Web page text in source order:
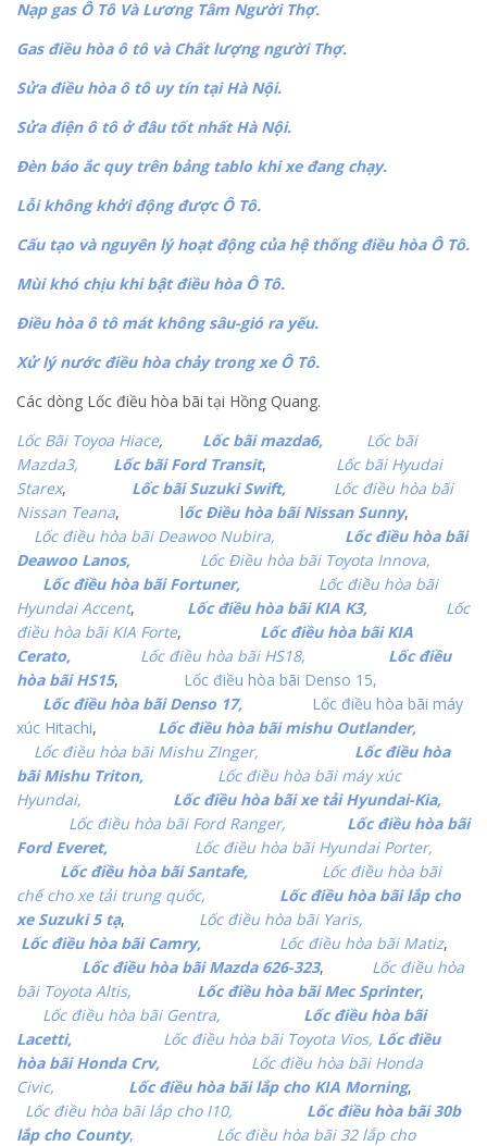
Nạp gas Ô Tô Và Lương Tâm Người Thợ.
Gas điều hòa ô tô và Chất lượng người Thợ.
Sửa điều hòa ô tô uy tín tại Hà Nội.
Sửa điện ô tô ở đâu tốt nhất Hà Nội.
Đèn báo ắc quy trên bảng tablo khi xe đang chạy.
Lỗi không khởi động được Ô Tô.
Cấu tạo và nguyên lý hoạt động của hệ thống điều hòa Ô Tô.
Mùi khó chịu khi bật điều hòa Ô Tô.
Điều hòa ô tô mát không sâu-gió ra yếu.
Xử lý nước điều hòa chảy trong xe Ô Tô.
Các dòng Lốc điều hòa bãi tại Hồng Quang.
Lốc Bãi Toyoa Hiace, Lốc bãi mazda6,
Lốc bãi
Mazda3,
Lốc bãi Ford Transit, Lốc bãi Hyudai
Starex, Lốc bãi Suzuki Swift,
Lốc điều hòa bãi
Nissan Teana, lốc Điều hòa bãi Nissan Sunny,
Lốc điều hòa bãi Deawoo Nubira,
Lốc điều hòa bãi
Deawoo Lanos,
Lốc Điều hòa bãi Toyota Innova,
Lốc điều hòa bãi Fortuner,
Lốc điều hòa bãi
Hyundai Accent, Lốc điều hòa bãi KIA K3,
Lốc
điều hòa bãi KIA Forte, Lốc điều hòa bãi KIA
Cerato,
Lốc điều hòa bãi HS18,
Lốc điều
hòa bãi HS15, Lốc điều hòa bãi Denso 15,
Lốc điều hòa bãi Denso 17,
Lốc điều hòa bãi máy
xúc Hitachi,
Lốc điều hòa bãi mishu Outlander,
Lốc điều hòa bãi Mishu ZInger,
Lốc điều hòa
bãi Mishu Triton,
Lốc điều hòa bãi máy xúc
Hyundai,
Lốc điều hòa bãi xe tải Hyundai-Kia,
Lốc điều hòa bãi Ford Ranger,
Lốc điều hòa bãi
Ford Everet,
Lốc điều hòa bãi Hyundai Porter,
Lốc điều hòa bãi Santafe,
Lốc điều hòa bãi
chế cho xe tải trung quốc,
Lốc điều hòa bãi lắp cho
xe Suzuki 5 tạ, Lốc điều hòa bãi Yaris,
Lốc điều hòa bãi Camry,
Lốc điều hòa bãi Matiz,
Lốc điều hòa bãi Mazda 626-323, Lốc điều hòa
bãi Toyota Altis,
Lốc điều hòa bãi Mec Sprinter,
Lốc điều hòa bãi Gentra,
Lốc điều hòa bãi
Lacetti,
Lốc điều hòa bãi Toyota Vios, Lốc điều
hòa bãi Honda Crv,
Lốc điều hòa bãi Honda
Civic,
Lốc điều hòa bãi lắp cho KIA Morning,
Lốc điều hòa bãi lắp cho I10,
Lốc điều hòa bãi 30b
lắp cho County,
Lốc điều hòa bãi 32 lắp cho